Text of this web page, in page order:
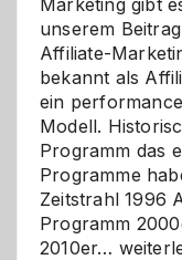
unserem
Affiliate-
bekannt als
ein
Modell.
Programm das
Programme
Zeitstrahl 1996
Programm
2010er…